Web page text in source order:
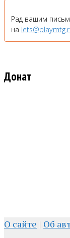
Рад вашим
на
Донат
О сайте | Об